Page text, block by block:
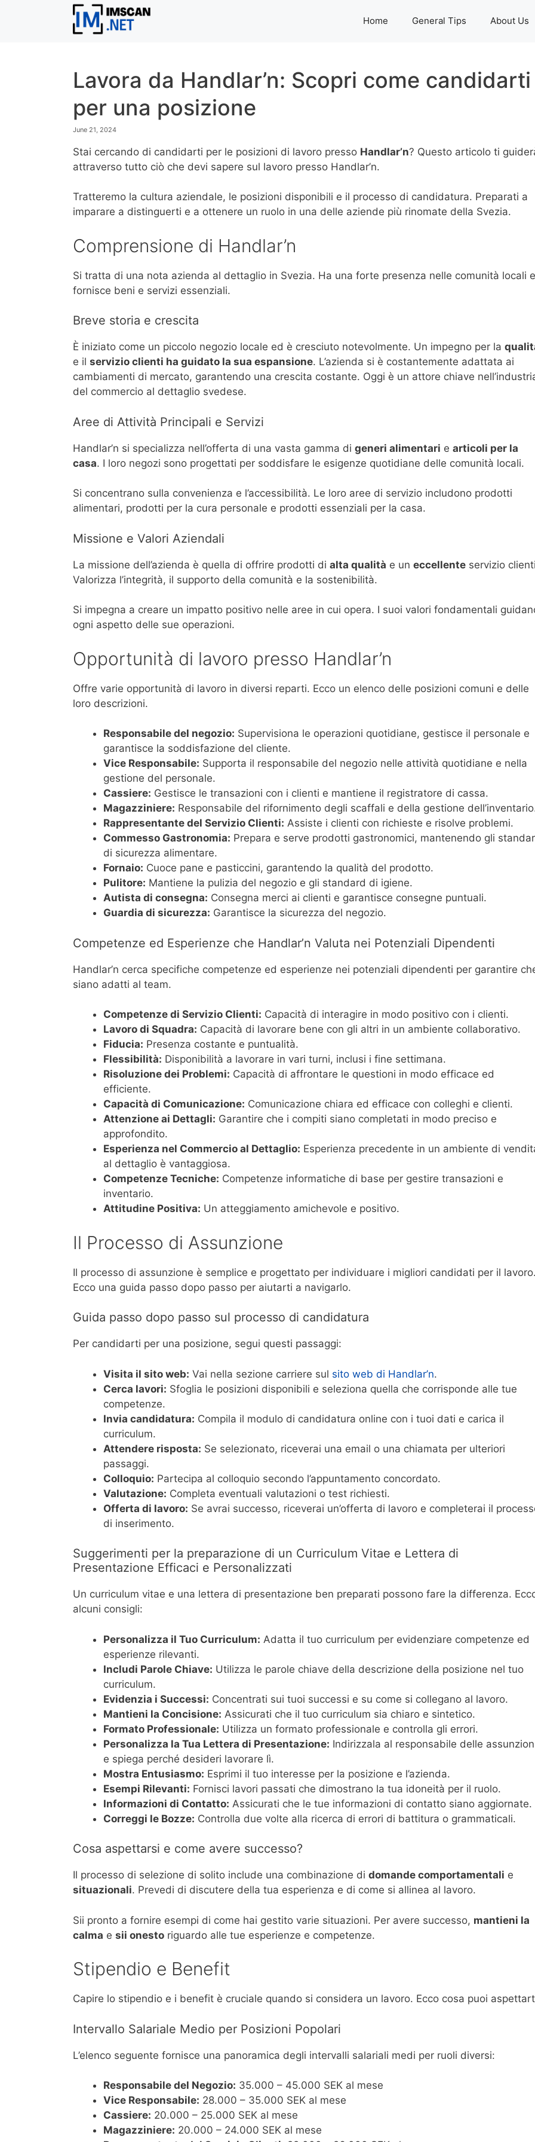
Home General Tips About Us
Lavora da Handlar’n: Scopri come candidarti
per una posizione
June 21, 2024
Stai cercando di candidarti per le posizioni di lavoro presso Handlar’n? Questo articolo ti
attraverso tutto ciò che devi sapere sul lavoro presso Handlar’n.
Tratteremo la cultura aziendale, le posizioni disponibili e il processo di candidatura. Preparati a
imparare a distinguerti e a ottenere un ruolo in una delle aziende più rinomate della Svezia.
Comprensione di Handlar’n
Si tratta di una nota azienda al dettaglio in Svezia. Ha una forte presenza nelle comunità locali e
fornisce beni e servizi essenziali.
Bre​ve storia e crescita
È iniziato come un piccolo negozio locale ed è cresciuto notevolmente. Un impegno per la
e il servizio clienti ha guidato la sua espansione. L’azienda si è costantemente adattata ai
cambiamenti di mercato, garantendo una crescita costante. Oggi è un attore chiave
del commercio al dettaglio svedese.
Aree di Attività Principali e Servizi
Handlar’n si specializza nell’offerta di una vasta gamma di generi alimentari e articoli per la
casa. I loro negozi sono progettati per soddisfare le esigenze quotidiane delle comunità locali.
Si concentrano sulla convenienza e l’accessibilità. Le loro aree di servizio includono prodotti
alimentari, prodotti per la cura personale e prodotti essenziali per la casa.
Missione e Valori Aziendali
La missione dell’azienda è quella di offrire prodotti di alta qualità e un eccellente servizio
Valorizza l’integrità, il supporto della comunità e la sostenibilità.
Si impegna a creare un impatto positivo nelle aree in cui opera. I suoi valori fondamentali
ogni aspetto delle sue operazioni.
Opportunità di lavoro presso Handlar’n
Offre varie opportunità di lavoro in diversi reparti. Ecco un elenco delle posizioni comuni e delle
loro descrizioni.
Responsabile del negozio: Supervisiona le operazioni quotidiane, gestisce il personale e
garantisce la soddisfazione del cliente.
Vice Responsabile: Supporta il responsabile del negozio nelle attività quotidiane e nella
gestione del personale.
Cassiere: Gestisce le transazioni con i clienti e mantiene il registratore di cassa.
Magazziniere: Responsabile del rifornimento degli scaffali e della gestione
Rappresentante del Servizio Clienti: Assiste i clienti con richieste e risolve problemi.
Commesso Gastronomia: Prepara e serve prodotti gastronomici, mantenendo gli
di sicurezza alimentare.
Fornaio: Cuoce pane e pasticcini, garantendo la qualità del prodotto.
Pulitore: Mantiene la pulizia del negozio e gli standard di igiene.
Autista di consegna: Consegna merci ai clienti e garantisce consegne puntuali.
Guardia di sicurezza: Garantisce la sicurezza del negozio.
Competenze ed Esperienze che Handlar’n Valuta nei Potenziali Dipendenti
Handlar’n cerca specifiche competenze ed esperienze nei potenziali dipendenti per garantire
siano adatti al team.
Competenze di Servizio Clienti: Capacità di interagire in modo positivo con i clienti.
Lavoro di Squadra: Capacità di lavorare bene con gli altri in un ambiente collaborativo.
Fiducia: Presenza costante e puntualità.
Flessibilità: Disponibilità a lavorare in vari turni, inclusi i fine settimana.
Risoluzione dei Problemi: Capacità di affrontare le questioni in modo efficace ed
efficiente.
Capacità di Comunicazione: Comunicazione chiara ed efficace con colleghi e clienti.
Attenzione ai Dettagli: Garantire che i compiti siano completati in modo preciso e
approfondito.
Esperienza nel Commercio al Dettaglio: Esperienza precedente in un ambiente di
al dettaglio è vantaggiosa.
Competenze Tecniche: Competenze informatiche di base per gestire transazioni e
inventario.
Attitudine Positiva: Un atteggiamento amichevole e positivo.
Il Processo di Assunzione
Il processo di assunzione è semplice e progettato per individuare i migliori candidati per il
Ecco una guida passo dopo passo per aiutarti a navigarlo.
Guida passo dopo passo sul processo di candidatura
Per candidarti per una posizione, segui questi passaggi:
Visita il sito web: Vai nella sezione carriere sul sito web di Handlar’n.
Cerca lavori: Sfoglia le posizioni disponibili e seleziona quella che corrisponde alle tue
competenze.
Invia candidatura: Compila il modulo di candidatura online con i tuoi dati e carica il
curriculum.
Attendere risposta: Se selezionato, riceverai una email o una chiamata per ulteriori
passaggi.
Colloquio: Partecipa al colloquio secondo l’appuntamento concordato.
Valutazione: Completa eventuali valutazioni o test richiesti.
Offerta di lavoro: Se avrai successo, riceverai un’offerta di lavoro e completerai il
di inserimento.
Suggerimenti per la preparazione di un Curriculum Vitae e Lettera di
Presentazione Efficaci e Personalizzati
Un curriculum vitae e una lettera di presentazione ben preparati possono fare la differenza.
alcuni consigli:
Personalizza il Tuo Curriculum: Adatta il tuo curriculum per evidenziare competenze ed
esperienze rilevanti.
Includi Parole Chiave: Utilizza le parole chiave della descrizione della posizione nel tuo
curriculum.
Evidenzia i Successi: Concentrati sui tuoi successi e su come si collegano al lavoro.
Mantieni la Concisione: Assicurati che il tuo curriculum sia chiaro e sintetico.
Formato Professionale: Utilizza un formato professionale e controlla gli errori.
Personalizza la Tua Lettera di Presentazione: Indirizzala al responsabile delle
e spiega perché desideri lavorare lì.
Mostra Entusiasmo: Esprimi il tuo interesse per la posizione e l’azienda.
Esempi Rilevanti: Fornisci lavori passati che dimostrano la tua idoneità per il ruolo.
Informazioni di Contatto: Assicurati che le tue informazioni di contatto siano aggiornate.
Correggi le Bozze: Controlla due volte alla ricerca di errori di battitura o grammaticali.
Cosa aspettarsi e come avere successo?
Il processo di selezione di solito include una combinazione di domande comportamentali e
situazionali. Prevedi di discutere della tua esperienza e di come si allinea al lavoro.
Sii pronto a fornire esempi di come hai gestito varie situazioni. Per avere successo, mantieni la
calma e sii onesto riguardo alle tue esperienze e competenze.
Stipendio e Benefit
Capire lo stipendio e i benefit è cruciale quando si considera un lavoro. Ecco cosa puoi
Intervallo Salariale Medio per Posizioni Popolari
L’elenco seguente fornisce una panoramica degli intervalli salariali medi per ruoli diversi:
Responsabile del Negozio: 35.000 – 45.000 SEK al mese
Vice Responsabile: 28.000 – 35.000 SEK al mese
Cassiere: 20.000 – 25.000 SEK al mese
Magazziniere: 20.000 – 24.000 SEK al mese